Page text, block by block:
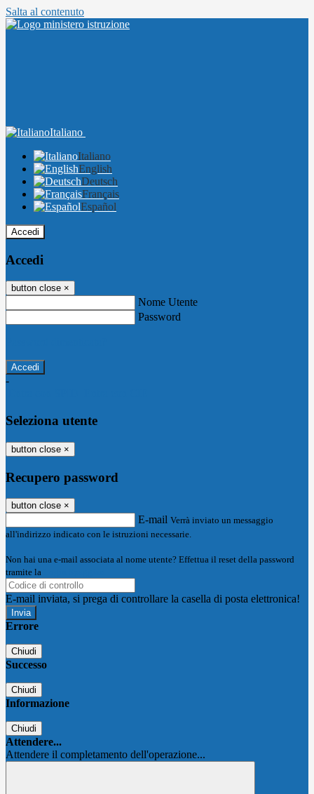
Salta al contenuto
Italiano
Italiano
English
Deutsch
Français
Español
Accedi
Accedi
button close ×
Nome Utente
Password
-
Seleziona utente
button close ×
Recupero password
button close ×
E-mail Verrà inviato un messaggio
all'indirizzo indicato con le istruzioni necessarie.
Non hai una e-mail associata al nome utente? Effettua il reset della password
tramite la
E-mail inviata, si prega di controllare la casella di posta elettronica!
Errore
Chiudi
Successo
Chiudi
Informazione
Chiudi
Attendere...
Attendere il completamento dell'operazione...